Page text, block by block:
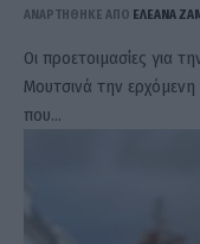
ΑΝΑΡΤΗΘΗΚΕ ΑΠΟ ΕΛΕΑΝΑ
Οι προετοιμασίες για
Μουτσινά την ερχόμενη
που…